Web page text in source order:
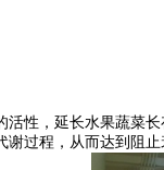
活性，延长水果蔬菜
过程，从而达到阻